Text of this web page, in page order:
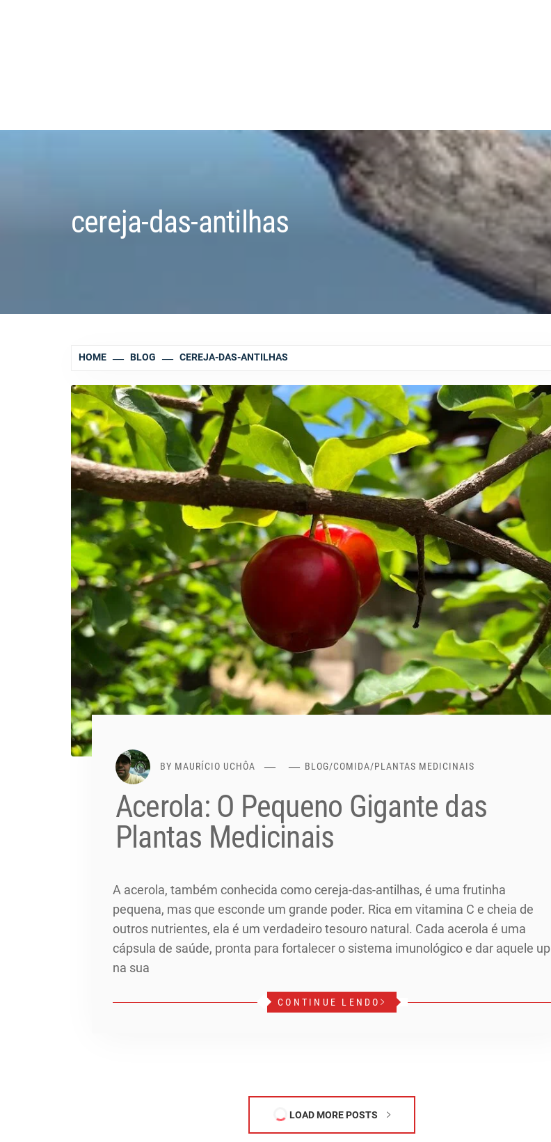
cereja-das-antilhas
HOME BLOG CEREJA-DAS-ANTILHAS
BY MAURÍCIO UCHÔA BLOG/COMIDA/PLANTAS MEDICINAIS
Acerola: O Pequeno Gigante das
Plantas Medicinais
A acerola, também conhecida como cereja-das-antilhas, é uma frutinha
pequena, mas que esconde um grande poder. Rica em vitamina C e cheia de
outros nutrientes, ela é um verdadeiro tesouro natural. Cada acerola é uma
cápsula de saúde, pronta para fortalecer o sistema imunológico e dar aquele up
na sua
CONTINUE LENDO
LOAD MORE POSTS